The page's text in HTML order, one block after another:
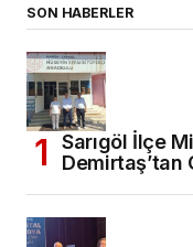
SON HABERLER
Sarıgöl İlçe